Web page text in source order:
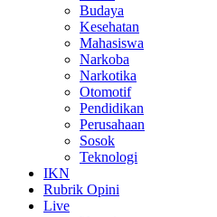
Budaya
Kesehatan
Mahasiswa
Narkoba
Narkotika
Otomotif
Pendidikan
Perusahaan
Sosok
Teknologi
IKN
Rubrik Opini
Live